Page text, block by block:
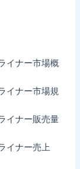
イナー市場概
イナー市場規
イナー販売量
イナー売上